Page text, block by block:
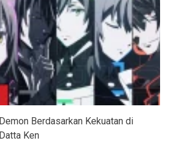
Berdasarkan Kekuatan di
Ken